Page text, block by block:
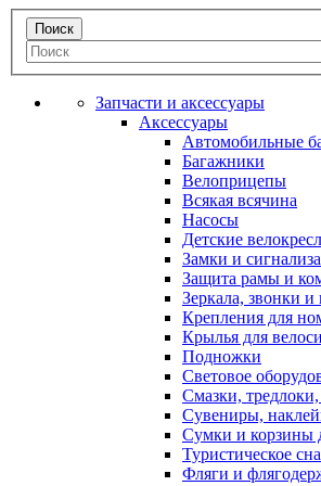
Запчасти и аксессуары
Аксессуары
Автомобильные
Багажники
Велоприцепы
Всякая всячина
Насосы
Детские
Замки и
Защита рамы и
Зеркала, звонки и
Крепления для
Крылья для
Подножки
Световое
Смазки,
Сувениры,
Сумки и корзины
Туристическое
Фляги и